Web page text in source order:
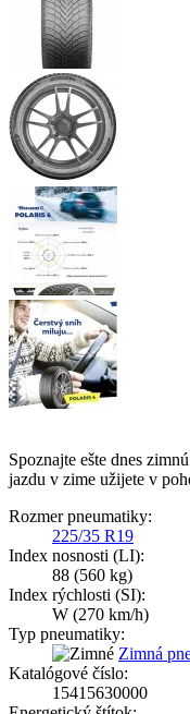
Spoznajte ešte dnes
jazdu v zime užijete v
Rozmer pneumatiky:
225/35 R19
Index nosnosti (LI):
88 (560 kg)
Index rýchlosti (SI):
W (270 km/h)
Typ pneumatiky:
Zimná
Katalógové číslo:
15415630000